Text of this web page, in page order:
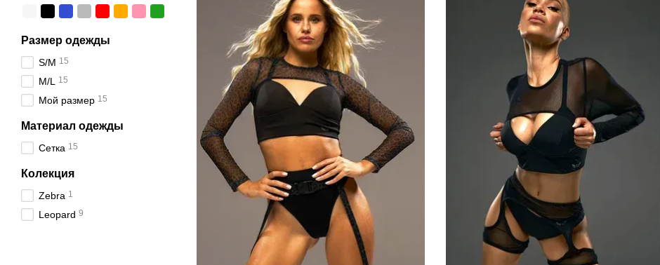
Размер одежды
S/M 15
M/L 15
Мой размер 15
Материал одежды
Сетка 15
Колекция
Zebra 1
Leopard 9